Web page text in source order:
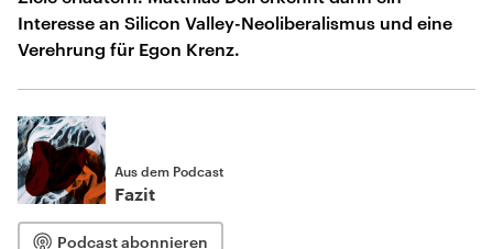
Interesse an Silicon Valley-Neoliberalismus und eine
Verehrung für Egon Krenz.
Aus dem Podcast
Fazit
Podcast abonnieren